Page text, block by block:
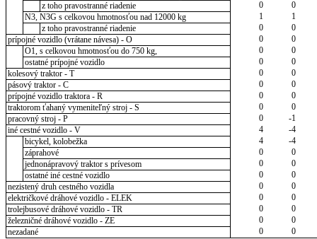
z toho pravostranné riadenie
0
0
N3, N3G s celkovou hmotnosťou nad 12000 kg
1
1
z toho pravostranné riadenie
0
0
prípojné vozidlo (vrátane návesa) - O
0
0
O1, s celkovou hmotnosťou do 750 kg,
0
0
ostatné prípojné vozidlo
0
0
kolesový traktor - T
0
0
pásový traktor - C
0
0
prípojné vozidlo traktora - R
0
0
traktorom ťahaný vymeniteľný stroj - S
0
0
pracovný stroj - P
0
-1
iné cestné vozidlo - V
4
-4
bicykel, kolobežka
4
-4
záprahové
0
0
jednonápravový traktor s prívesom
0
0
ostatné iné cestné vozidlo
0
0
nezistený druh cestného vozidla
0
0
električkové dráhové vozidlo - ELEK
0
0
trolejbusové dráhové vozidlo - TR
0
0
železničné dráhové vozidlo - ZE
0
0
nezadané
0 0